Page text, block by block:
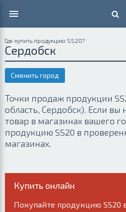
Где купить продукцию SS20?
Сердобск
Сменить город
Точки продаж продукции
область, Сердобск). Если
товар в магазинах вашего
продукцию SS20 в
магазинах.
Купить онлайн
Покупайте продукцию SS20